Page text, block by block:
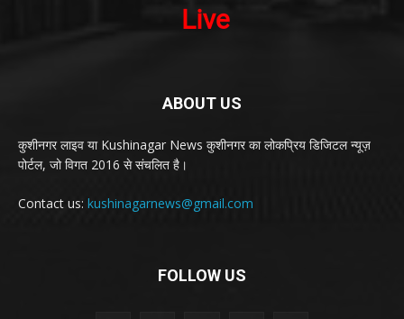
ABOUT US
कुशीनगर लाइव या Kushinagar News कुशीनगर का लोकप्रिय डिजिटल न्यूज़
पोर्टल, जो विगत 2016 से संचलित है।
Contact us: kushinagarnews@gmail.com
FOLLOW US